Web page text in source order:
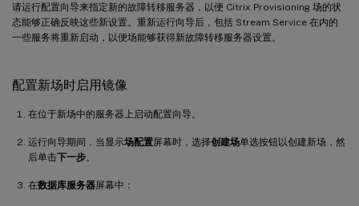
请运行配置向导来指定新的故障转移服务器，以便 Citrix Provisioning 场的状
态能够正确反映这些新设置。重新运行向导后，包括 Stream Service 在内的
一些服务将重新启动，以便场能够获得新故障转移服务器设置。
配置新场时启用镜像
在位于新场中的服务器上启动配置向导。
运行向导期间，当显示场配置屏幕时，选择创建场单选按钮以创建新场，然
后单击下一步。
在数据库服务器屏幕中：